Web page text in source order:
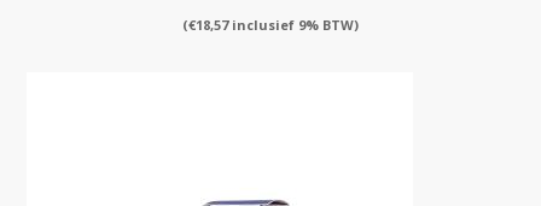
(€18,57inclusief 9% BTW)